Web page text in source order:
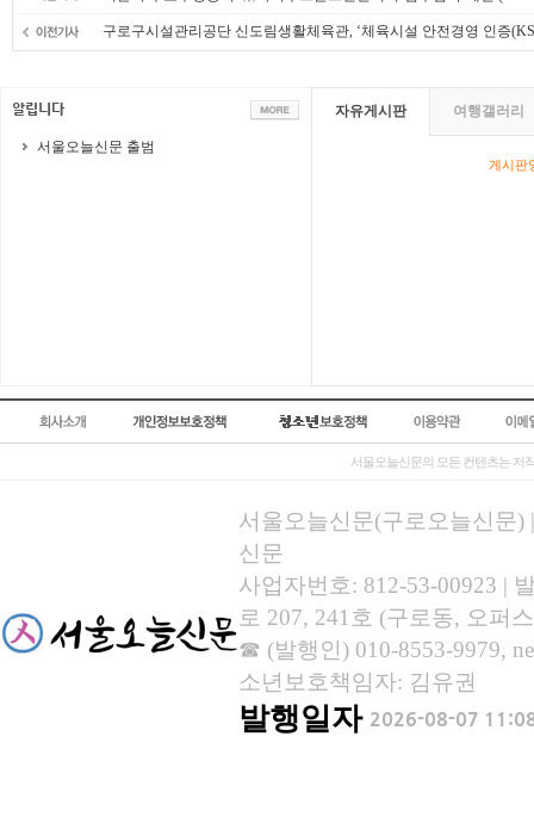
구로구시설관리공단 신도림생활체육관, ‘체육시설 안전경영 인증
서울오늘신문 출범
자유게시판 여행갤러리
게시판
서울오늘신문의 모든 컨텐츠는 저
서울오늘신문(구로오늘신문)
신문
사업자번호: 812-53-00923 |
로 207, 241호 (구로동, 오퍼
☎ (발행인) 010-8553-9979,
소년보호책임자: 김유권
발행일자